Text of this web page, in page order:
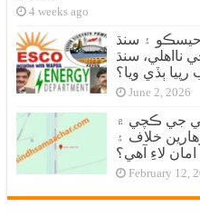
4 weeks ago
۽ سنڌ
سنڌ
June 2, 2026
جي ڪچي ۾
خلاف ۽
امان لاءِ آهي؟
February 12,